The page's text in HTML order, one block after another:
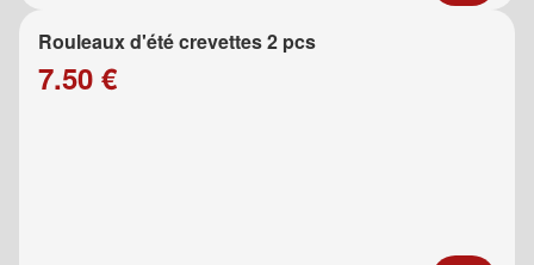
Rouleaux d'été crevettes 2 pcs
7.50 €